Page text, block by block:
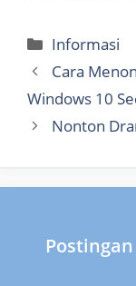
Categories
Informasi
Cara
Windows 10
Nonton